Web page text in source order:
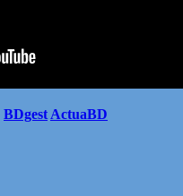
BDgest ActuaBD